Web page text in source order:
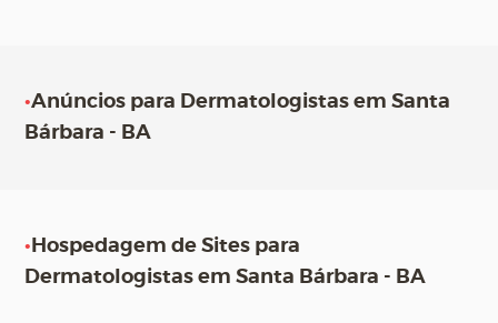
•Anúncios para Dermatologistas em Santa
Bárbara - BA
• Hospedagem de Sites para
Dermatologistas em Santa Bárbara - BA